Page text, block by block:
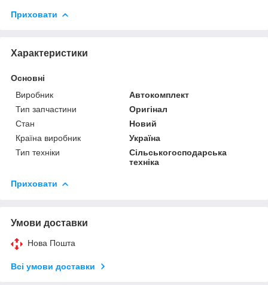
Приховати
Характеристики
Основні
Виробник
Автокомплект
Тип запчастини
Оригінал
Стан
Новий
Країна виробник
Україна
Тип техніки
Сільськогосподарська
техніка
Приховати
Умови доставки
Нова Пошта
Всі умови доставки